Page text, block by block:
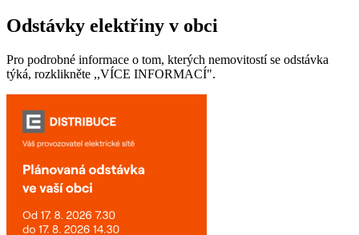
Odstávky elektřiny v obci
Pro podrobné informace o tom, kterých nemovitostí se odstávka
týká, rozklikněte ,,VÍCE INFORMACÍ".